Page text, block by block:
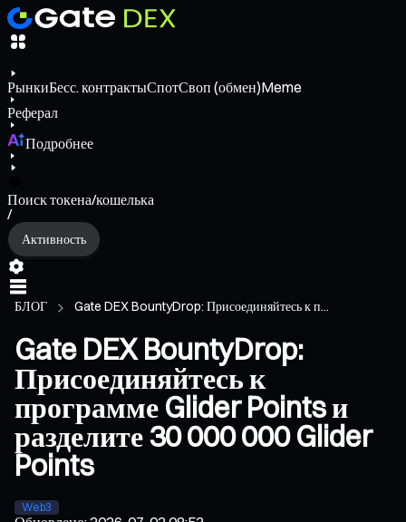
РынкиБесс. контрактыСпотСвоп (обмен)Meme
Реферал
Подробнее
Поиск токена/кошелька
/
Активность
БЛОГ Gate DEX BountyDrop: Присоединяйтесь к п...
Gate DEX BountyDrop:
Присоединяйтесь к
программе Glider Points и
разделите 30 000 000 Glider
Points
Web3